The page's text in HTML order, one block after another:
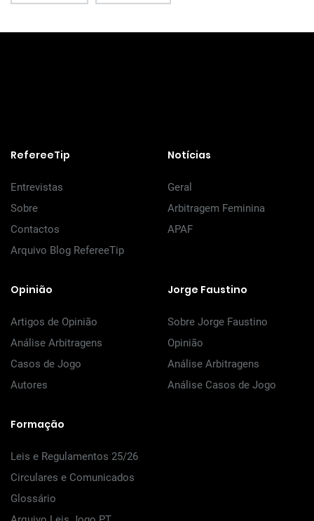
RefereeTip
Entrevistas
Sobre
Contactos
Arquivo Blog RefereeTip
Notícias
Geral
Arbitragem Feminina
APAF
Opinião
Artigos de Opinião
Análise Arbitragens
Casos de Jogo
Autores
Jorge Faustino
Sobre Jorge Faustino
Opinião
Análise Arbitragens
Análise Casos de Jogo
Formação
Leis e Regulamentos 25/26
Circulares e Comunicados
Glossário